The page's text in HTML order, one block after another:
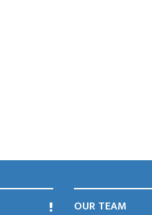
OUR TEAM